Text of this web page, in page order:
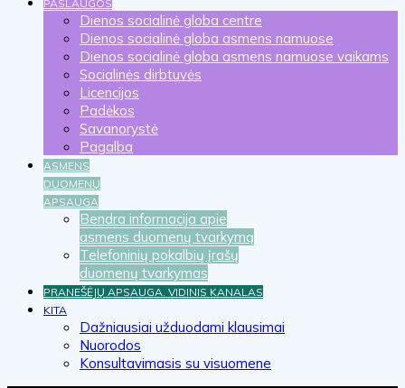
PASLAUGOS
Dienos socialinė globa centre
Dienos socialinė globa asmens namuose
Dienos socialinė globa asmens namuose vaikams
Socialinės dirbtuvės
Licencijos
Padėkos
Savanorystė
Pagalba
ASMENS
DUOMENŲ
APSAUGA
Bendra informacija apie
asmens duomenų tvarkymą
Telefoninių pokalbių įrašų
duomenų tvarkymas
PRANEŠĖJŲ APSAUGA. VIDINIS KANALAS
KITA
Dažniausiai užduodami klausimai
Nuorodos
Konsultavimasis su visuomene